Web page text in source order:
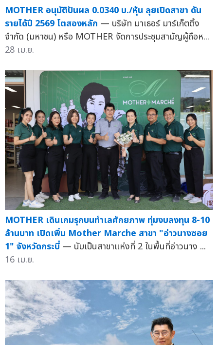
MOTHER อนุมัติปันผล 0.0340 บ./หุ้น ลุยเปิดสาขา ดัน
รายได้ปี 2569 โตสองหลัก — บริษัท มาเธอร์ มาร์เก็ตติ้ง
จำกัด (มหาชน) หรือ MOTHER จัดการประชุมสามัญผู้ถือห...
28 เม.ย.
MOTHER เดินเกมรุกบนทำเลศักยภาพ ทุ่มงบลงทุน 8-10
ล้านบาท เปิดเพิ่ม Mother Marche สาขา "อ่าวนางซอย
1" จังหวัดกระบี่ — นับเป็นสาขาแห่งที่ 2 ในพื้นที่อ่าวนาง ...
16 เม.ย.